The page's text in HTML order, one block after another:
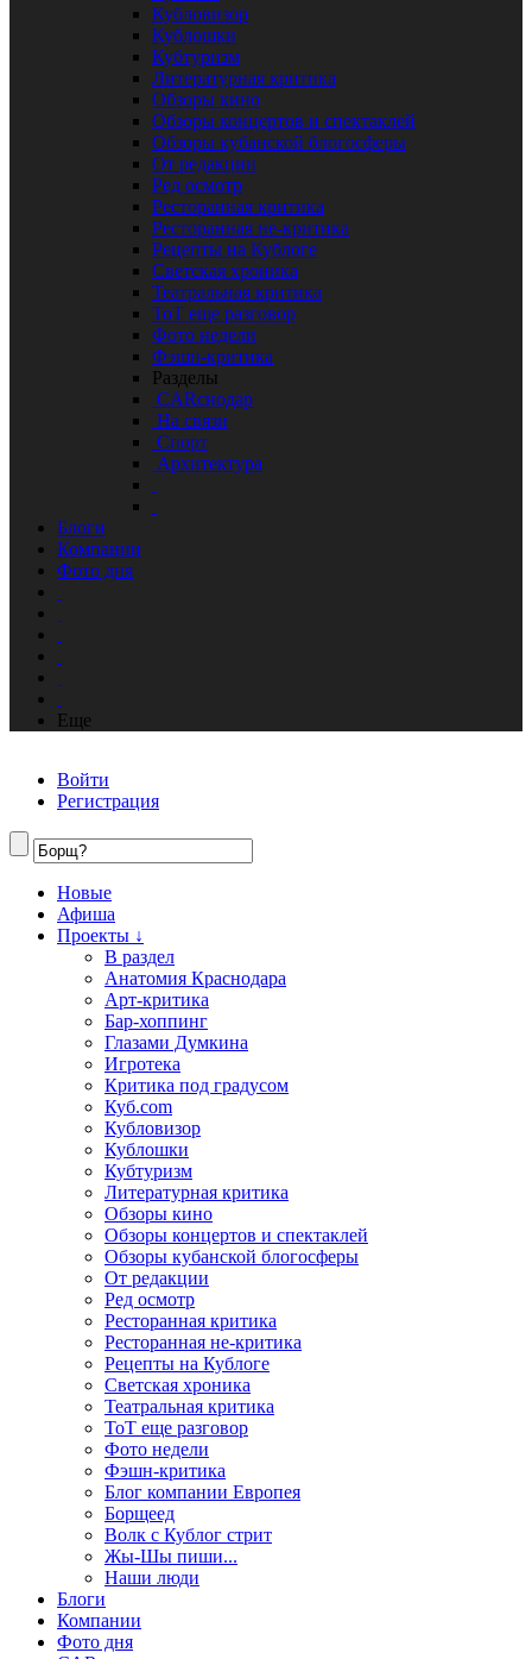
Кубловизор
Кублошки
Кубтуризм
Литературная критика
Обзоры кино
Обзоры концертов и спектаклей
Обзоры кубанской блогосферы
От редакции
Ред осмотр
Ресторанная критика
Ресторанная не-критика
Рецепты на Кублоге
Светская хроника
Театральная критика
ТоТ еще разговор
Фото недели
Фэшн-критика
Разделы
CARснодар
На связи
Спорт
Архитектура
Блоги
Компании
Фото дня
Еще
Войти
Регистрация
Новые
Афиша
Проекты ↓
В раздел
Анатомия Краснодара
Арт-критика
Бар-хоппинг
Глазами Думкина
Игротека
Критика под градусом
Куб.com
Кубловизор
Кублошки
Кубтуризм
Литературная критика
Обзоры кино
Обзоры концертов и спектаклей
Обзоры кубанской блогосферы
От редакции
Ред осмотр
Ресторанная критика
Ресторанная не-критика
Рецепты на Кублоге
Светская хроника
Театральная критика
ТоТ еще разговор
Фото недели
Фэшн-критика
Блог компании Европея
Борщеед
Волк с Кублог стрит
Жы-Шы пиши...
Наши люди
Блоги
Компании
Фото дня